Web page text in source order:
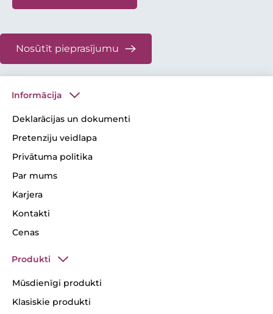
Nosūtīt pieprasījumu
Informācija
Deklarācijas un dokumenti
Pretenziju veidlapa
Privātuma politika
Par mums
Karjera
Kontakti
Cenas
Produkti
Mūsdienīgi produkti
Klasiskie produkti